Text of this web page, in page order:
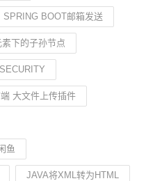
SPRING BOOT邮箱发送
下的子孙节点
大文件上传插件
鱼
JAVA将XML转为HTML